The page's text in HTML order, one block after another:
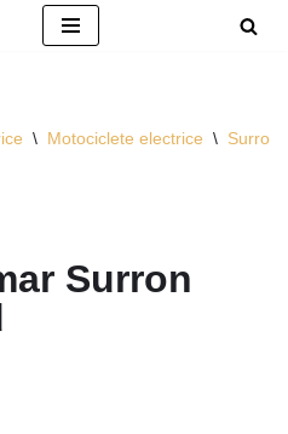
\ Motociclete electrice \ Surron
Surron